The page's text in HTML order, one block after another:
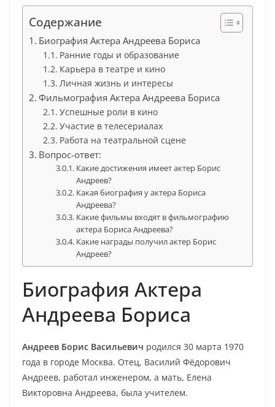
Содержание
Биография Актера Андреева Бориса
Ранние годы и образование
Карьера в театре и кино
Личная жизнь и интересы
Фильмография Актера Андреева Бориса
Успешные роли в кино
Участие в телесериалах
Работа на театральной сцене
Вопрос-ответ:
Какие достижения имеет актер Борис
Андреев?
Какая биография у актера Бориса
Андреева?
Какие фильмы входят в фильмографию
актера Бориса Андреева?
Какие награды получил актер Борис
Андреев?
Биография Актера
Андреева Бориса
Андреев Борис Васильевич родился 30 марта 1970
года в городе Москва. Отец, Василий Фёдорович
Андреев, работал инженером, а мать, Елена
Викторовна Андреева, была учителем.